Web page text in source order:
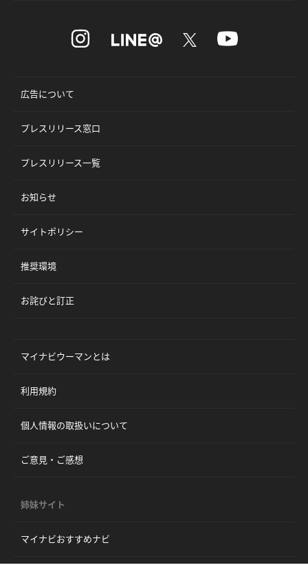
広告について
プレスリリース窓口
プレスリリース一覧
お知らせ
サイトポリシー
推奨環境
お詫びと訂正
マイナビウーマンとは
利用規約
個人情報の取扱いについて
ご意見・ご感想
姉妹サイト
マイナビおすすめナビ